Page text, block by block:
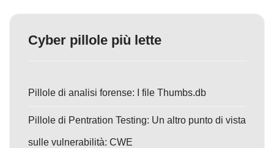
Cyber pillole più lette
Pillole di analisi forense: I file Thumbs.db
Pillole di Pentration Testing: Un altro punto di vista
sulle vulnerabilità: CWE